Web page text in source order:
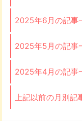
2025年6月の記事
2025年5月の記事
2025年4月の記事
上記以前の月別記